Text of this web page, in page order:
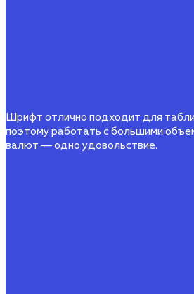
Шрифт отлично подходит для
поэтому работать с большими
валют — одно удовольствие.